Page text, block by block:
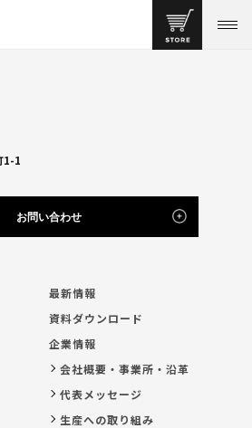
1-1
お問い合わせ
最新情報
資料ダウンロード
企業情報
会社概要・事業所・沿革
代表メッセージ
生産への取り組み